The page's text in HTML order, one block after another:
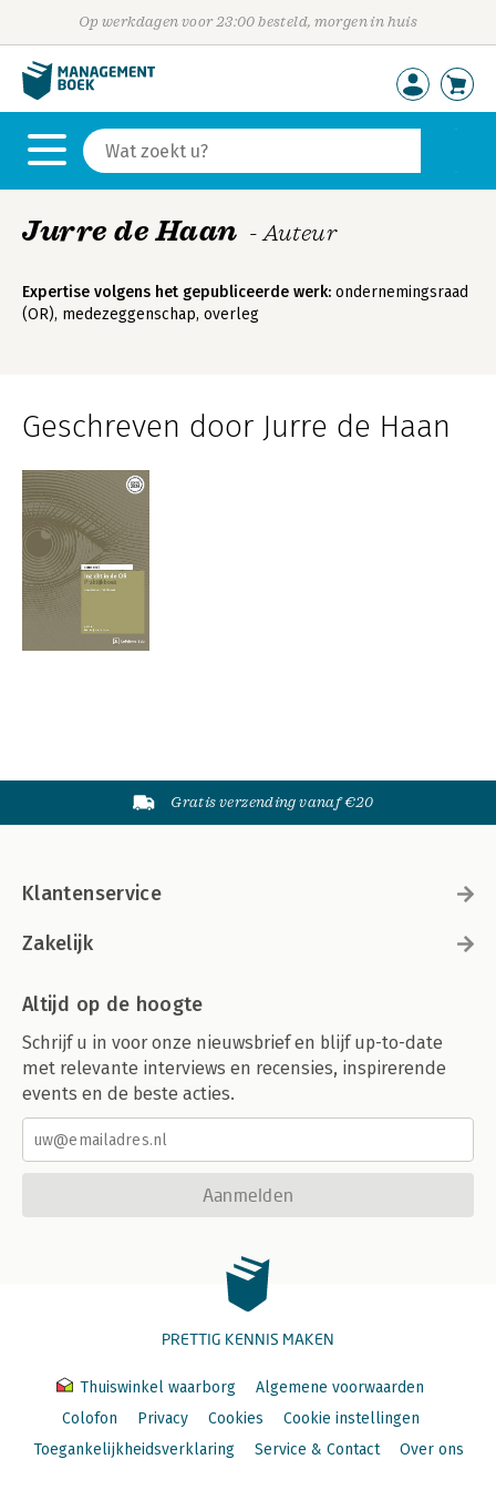
Op werkdagen voor 23:00 besteld, morgen in huis
Jurre de Haan - Auteur
Expertise volgens het gepubliceerde werk: ondernemingsraad
(OR), medezeggenschap, overleg
Geschreven door Jurre de Haan
Gratis verzending vanaf €20
Klantenservice
Zakelijk
Altijd op de hoogte
Schrijf u in voor onze nieuwsbrief en blijf up-to-date
met relevante interviews en recensies, inspirerende
events en de beste acties.
Aanmelden
PRETTIG KENNIS MAKEN
Thuiswinkel waarborg
Algemene voorwaarden
Colofon
Privacy Cookies
Cookie instellingen
Toegankelijkheidsverklaring
Service & Contact Over ons